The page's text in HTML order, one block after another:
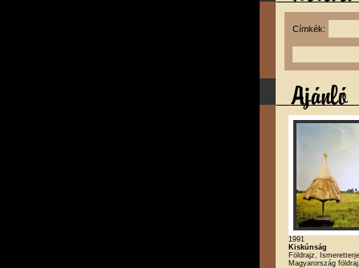
Címkék:
1991
Kiskúnság
Földrajz,
Magyarország